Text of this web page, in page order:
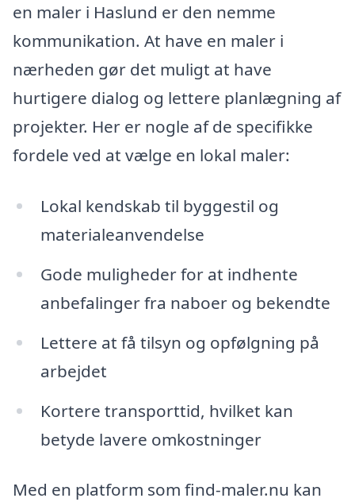
en maler i Haslund er den nemme
kommunikation. At have en maler i
nærheden gør det muligt at have
hurtigere dialog og lettere planlægning af
projekter. Her er nogle af de specifikke
fordele ved at vælge en lokal maler:
Lokal kendskab til byggestil og
materialeanvendelse
Gode muligheder for at indhente
anbefalinger fra naboer og bekendte
Lettere at få tilsyn og opfølgning på
arbejdet
Kortere transporttid, hvilket kan
betyde lavere omkostninger
Med en platform som find-maler.nu kan